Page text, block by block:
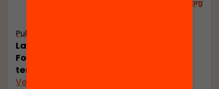
Publicació
La planificació i la governança de la
Formació Professional: desigualtat
territorial i justícia espacial
Veure’n més